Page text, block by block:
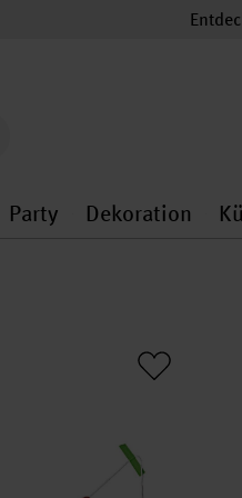
general.openMenu
Papier general.openMenu
Party
Party
Dekoration